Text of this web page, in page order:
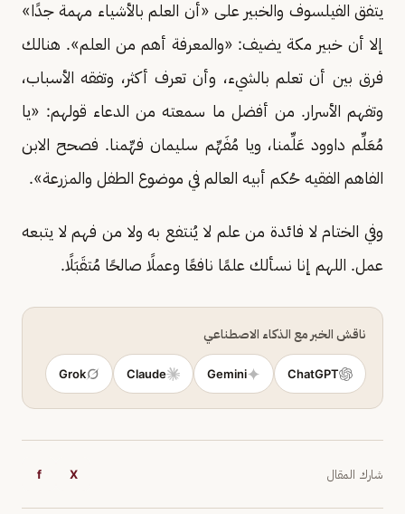
يتفق الفيلسوف والخبير على «أن العلم بالأشياء مهمة جدًا»
إلا أن خبير مكة يضيف: «والمعرفة أهم من العلم». هنالك
فرق بين أن تعلم بالشيء، وأن تعرف أكثر، وتفقه الأسباب،
وتفهم الأسرار. من أفضل ما سمعته من الدعاء قولهم: «يا
مُعَلِّم داوود عَلِّمنا، ويا مُفَهِّم سليمان فهِّمنا. فصحح الابن
الفاهم الفقيه حُكم أبيه العالم في موضوع الطفل والمزرعة».
وفي الختام لا فائدة من علم لا يُنتفع به ولا من فهم لا يتبعه
عمل. اللهم إنا نسألك علمًا نافعًا وعملًا صالحًا مُتقَبَلًا.
ناقش الخبر مع الذكاء الاصطناعي
ChatGPT
Gemini
Claude
Grok
شارك المقال X
f